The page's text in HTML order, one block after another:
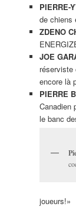
PIERRE-
de chiens
ZDENO
JOE
réserviste
encore là
PIERRE
Canadien
le banc
joueurs!»